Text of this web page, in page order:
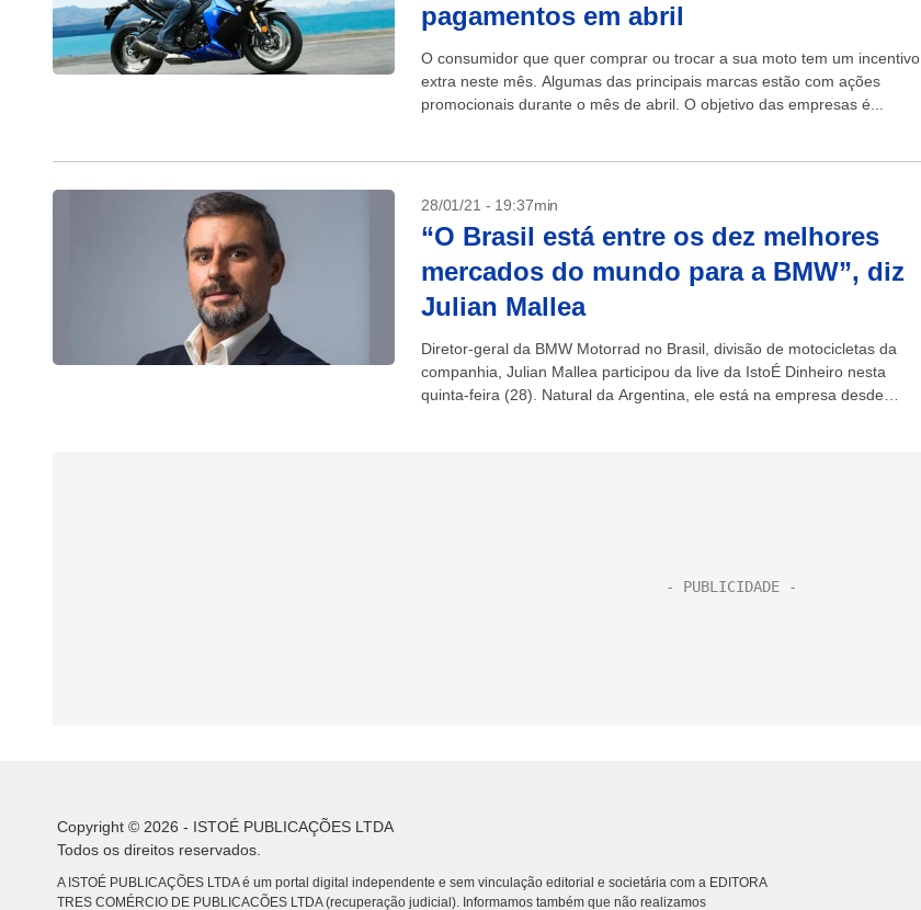
pagamentos em abril
O consumidor que quer comprar ou trocar a sua moto tem um incentivo
extra neste mês. Algumas das principais marcas estão com ações
promocionais durante o mês de abril. O objetivo das empresas é...
28/01/21 - 19:37min
“O Brasil está entre os dez melhores
mercados do mundo para a BMW”, diz
Julian Mallea
Diretor-geral da BMW Motorrad no Brasil, divisão de motocicletas da
companhia, Julian Mallea participou da live da IstoÉ Dinheiro nesta
quinta-feira (28). Natural da Argentina, ele está na empresa desde
Copyright © 2026 - ISTOÉ PUBLICAÇÕES LTDA
Todos os direitos reservados.
A ISTOÉ PUBLICAÇÕES LTDA é um portal digital independente e sem vinculação editorial e societária com a EDITORA
TRES COMÉRCIO DE PUBLICACÕES LTDA (recuperação judicial). Informamos também que não realizamos